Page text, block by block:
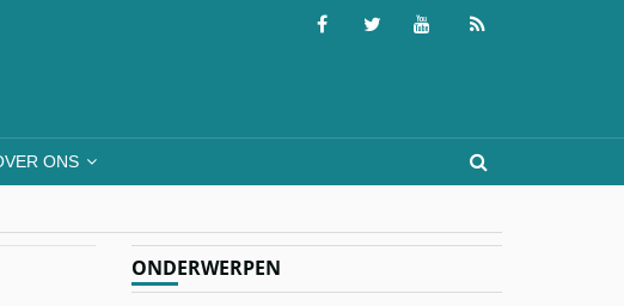
ONS
ONDERWERPEN